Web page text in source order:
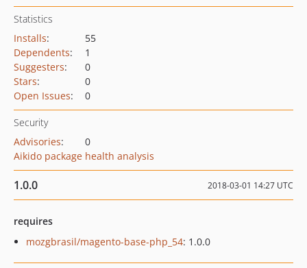
Statistics
Installs:
55
Dependents:
1
Suggesters:
0
Stars:
0
Open Issues: 0
Security
Advisories:
0
Aikido package health analysis
1.0.0 2018-03-01 14:27 UTC
requires
mozgbrasil/magento-base-php_54: 1.0.0